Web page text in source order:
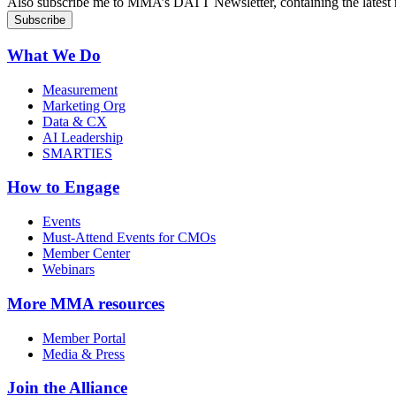
What We Do
Measurement
Marketing Org
Data & CX
AI Leadership
SMARTIES
How to Engage
Events
Must-Attend Events for CMOs
Member Center
Webinars
More MMA resources
Member Portal
Media & Press
Join the Alliance